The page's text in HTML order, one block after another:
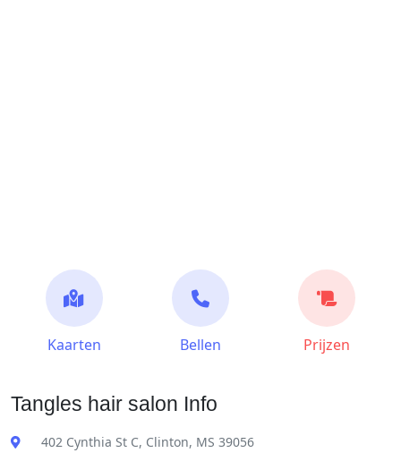
Kaarten Bellen Prijzen
Tangles hair salon Info
402 Cynthia St C, Clinton, MS 39056